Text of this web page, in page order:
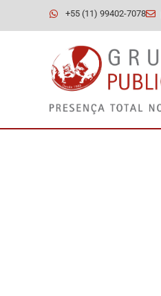
+55 (11) 99402-7078